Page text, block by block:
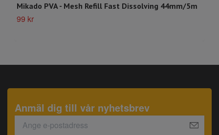
Mikado PVA - Mesh Refill Fast Dissolving 44mm/5m
99 kr
Anmäl dig till vår nyhetsbrev